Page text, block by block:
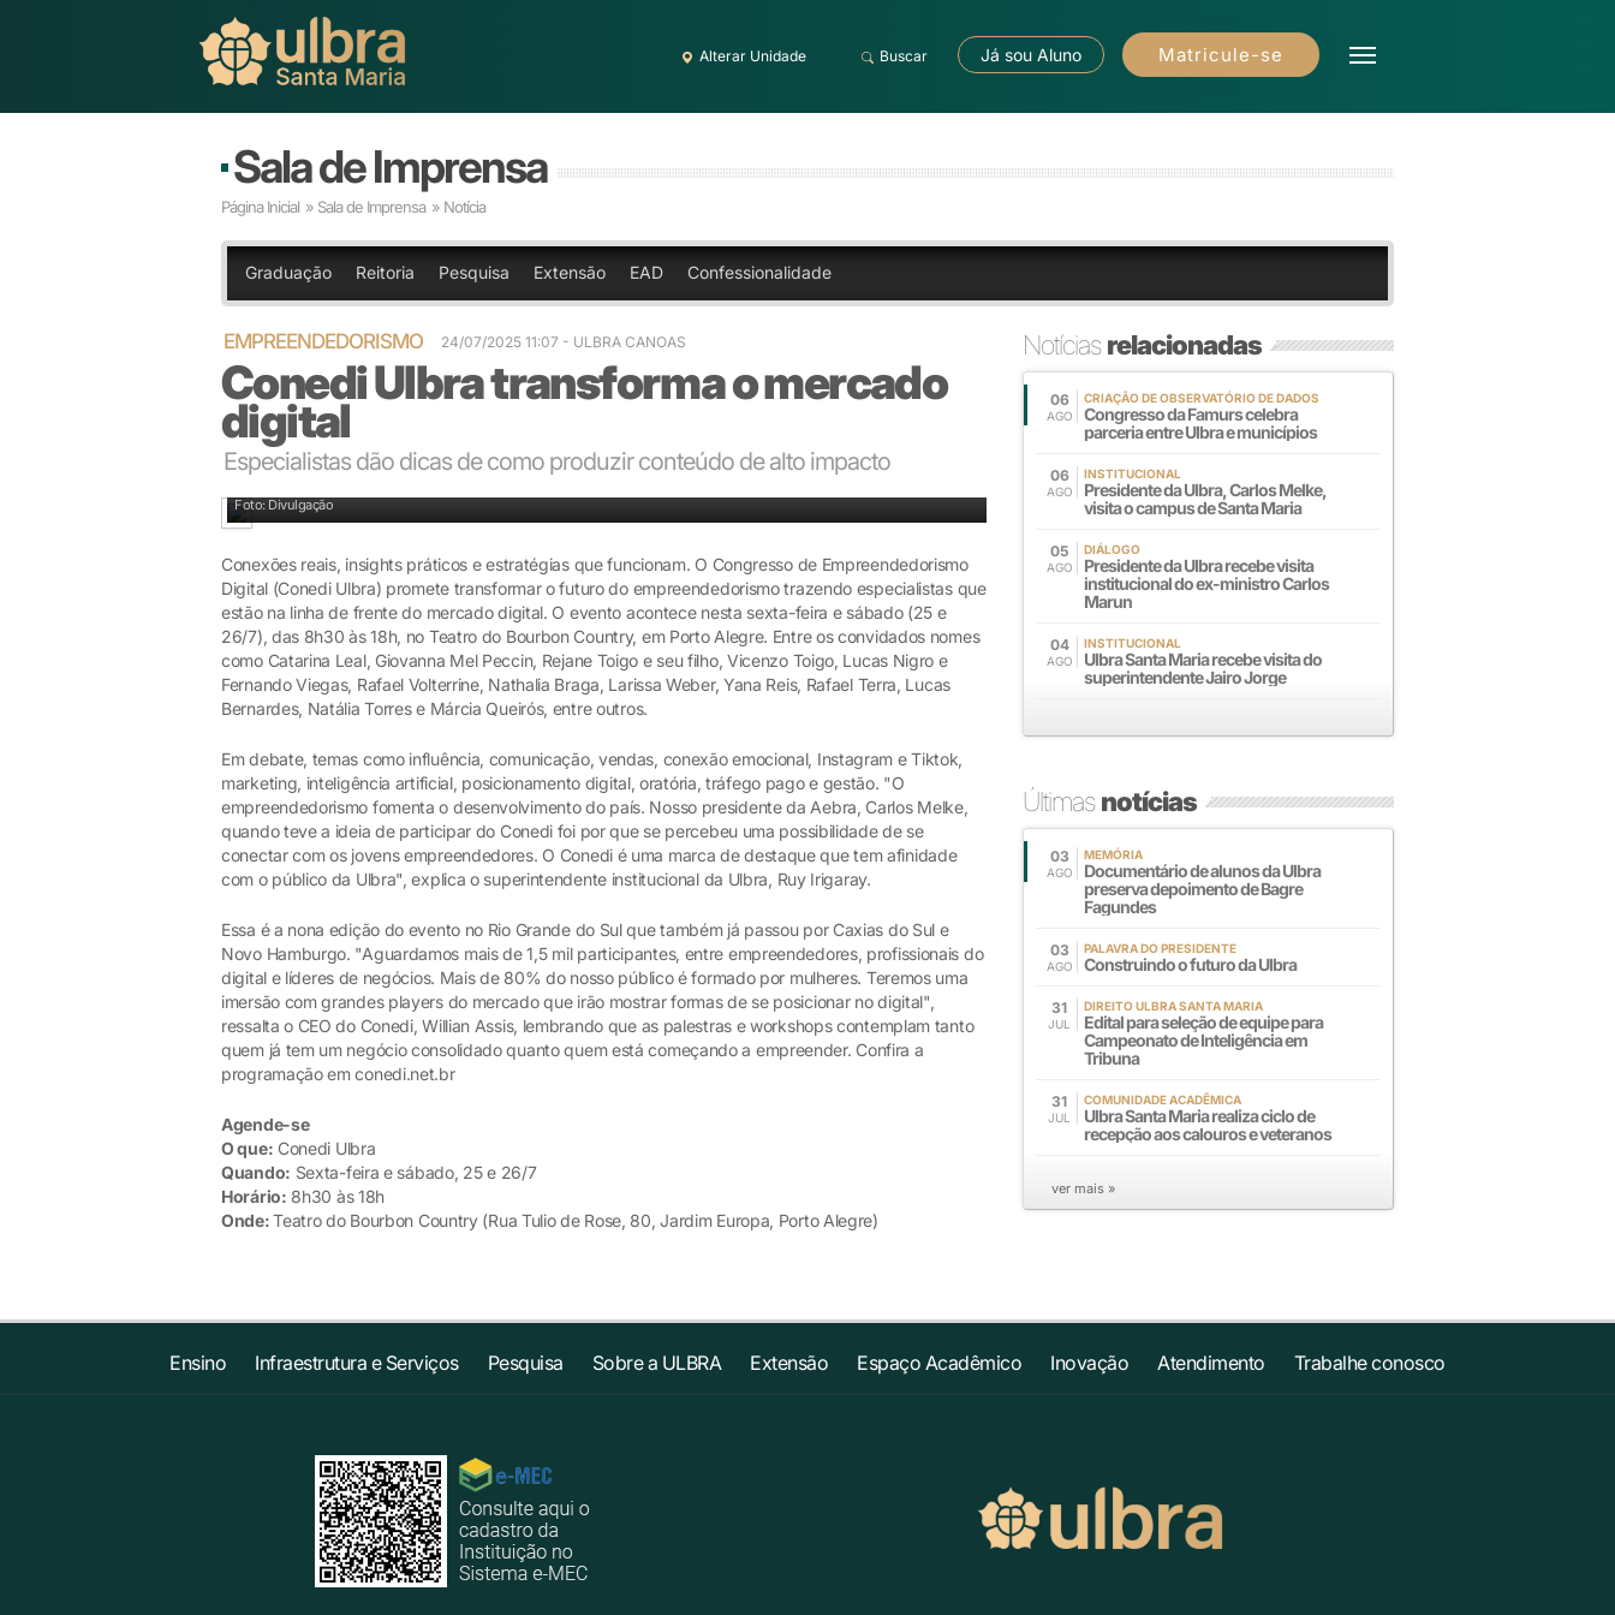
Alterar Unidade Buscar Já sou Aluno Matricule-se
Sala de Imprensa
Página Inicial » Sala de Imprensa » Notícia
Graduação Reitoria Pesquisa Extensão EAD Confessionalidade
EMPREENDEDORISMO 24/07/2025 11:07 - ULBRA CANOAS
Conedi Ulbra transforma o mercado
digital
Especialistas dão dicas de como produzir conteúdo de alto impacto
Foto: Divulgação
Conexões reais, insights práticos e estratégias que funcionam. O Congresso de Empreendedorismo
Digital (Conedi Ulbra) promete transformar o futuro do empreendedorismo trazendo especialistas que
estão na linha de frente do mercado digital. O evento acontece nesta sexta-feira e sábado (25 e
26/7), das 8h30 às 18h, no Teatro do Bourbon Country, em Porto Alegre. Entre os convidados nomes
como Catarina Leal, Giovanna Mel Peccin, Rejane Toigo e seu filho, Vicenzo Toigo, Lucas Nigro e
Fernando Viegas, Rafael Volterrine, Nathalia Braga, Larissa Weber, Yana Reis, Rafael Terra, Lucas
Bernardes, Natália Torres e Márcia Queirós, entre outros.
Em debate, temas como influência, comunicação, vendas, conexão emocional, Instagram e Tiktok,
marketing, inteligência artificial, posicionamento digital, oratória, tráfego pago e gestão. "O
empreendedorismo fomenta o desenvolvimento do país. Nosso presidente da Aebra, Carlos Melke,
quando teve a ideia de participar do Conedi foi por que se percebeu uma possibilidade de se
conectar com os jovens empreendedores. O Conedi é uma marca de destaque que tem afinidade
com o público da Ulbra", explica o superintendente institucional da Ulbra, Ruy Irigaray.
Essa é a nona edição do evento no Rio Grande do Sul que também já passou por Caxias do Sul e
Novo Hamburgo. "Aguardamos mais de 1,5 mil participantes, entre empreendedores, profissionais do
digital e líderes de negócios. Mais de 80% do nosso público é formado por mulheres. Teremos uma
imersão com grandes players do mercado que irão mostrar formas de se posicionar no digital",
ressalta o CEO do Conedi, Willian Assis, lembrando que as palestras e workshops contemplam tanto
quem já tem um negócio consolidado quanto quem está começando a empreender. Confira a
programação em conedi.net.br
Agende-se
O que: Conedi Ulbra
Quando: Sexta-feira e sábado, 25 e 26/7
Horário: 8h30 às 18h
Onde:Teatro do Bourbon Country (Rua Tulio de Rose, 80, Jardim Europa, Porto Alegre)
Notíciasrelacionadas
06
AGO
CRIAÇÃO DE OBSERVATÓRIO DE DADOS
Congresso da Famurs celebra
parceria entre Ulbra e municípios
06
AGO
INSTITUCIONAL
Presidente da Ulbra, Carlos Melke,
visita o campus de Santa Maria
05
AGO
DIÁLOGO
Presidente da Ulbra recebe visita
institucional do ex-ministro Carlos
Marun
04
AGO
INSTITUCIONAL
Ulbra Santa Maria recebe visita do
superintendente Jairo Jorge
Últimasnotícias
03
AGO
MEMÓRIA
Documentário de alunos da Ulbra
preserva depoimento de Bagre
Fagundes
03
AGO
PALAVRA DO PRESIDENTE
Construindo o futuro da Ulbra
31
JUL
DIREITO ULBRA SANTA MARIA
Edital para seleção de equipe para
Campeonato de Inteligência em
Tribuna
31
JUL
COMUNIDADE ACADÊMICA
Ulbra Santa Maria realiza ciclo de
recepção aos calouros e veteranos
ver mais »
Ensino Infraestrutura e Serviços Pesquisa Sobre a ULBRA Extensão Espaço Acadêmico Inovação Atendimento Trabalhe conosco